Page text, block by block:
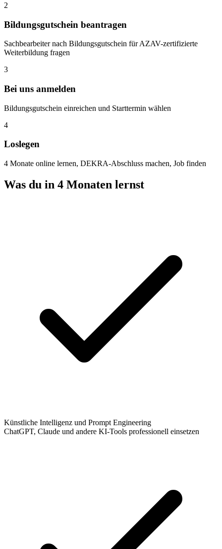
2
Bildungsgutschein beantragen
Sachbearbeiter nach Bildungsgutschein für AZAV-zertifizierte
Weiterbildung fragen
3
Bei uns anmelden
Bildungsgutschein einreichen und Starttermin wählen
4
Loslegen
4 Monate online lernen, DEKRA-Abschluss machen, Job finden
Was du in 4 Monaten lernst
Künstliche Intelligenz und Prompt Engineering
ChatGPT, Claude und andere KI-Tools professionell einsetzen